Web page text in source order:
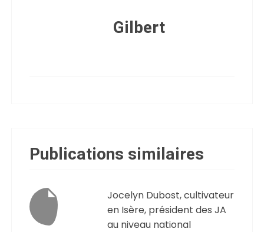
Gilbert
Publications similaires
Jocelyn Dubost, cultivateur
en Isère, président des JA
au niveau national